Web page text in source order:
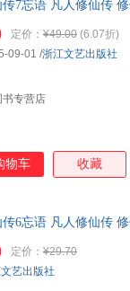
传7忘语 凡人修仙传
定价： ¥49.00 (6.07折)
书专营店
09-01 /浙江文艺出版社
物车 收藏
传6忘语 凡人修仙传
定价： ¥29.70
艺出版社